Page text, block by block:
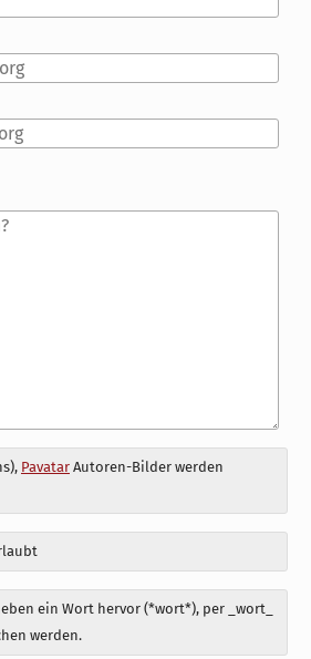
PavatarAutoren-Bilder werden
ein Wort hervor (*wort*), per _wort_
werden.